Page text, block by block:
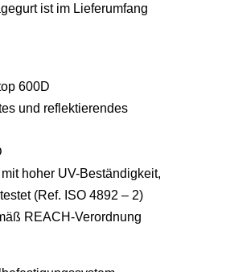
ist im Lieferumfang
600D
und reflektierendes
hoher UV-Beständigkeit,
(Ref. ISO 4892 – 2)
REACH-Verordnung